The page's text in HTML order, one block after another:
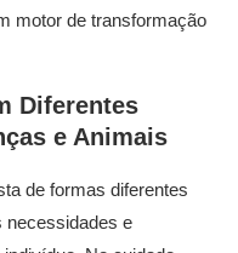
motor de transformação
Diferentes
e Animais
de formas diferentes
necessidades e